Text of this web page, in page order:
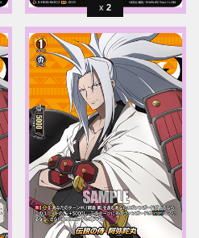
2